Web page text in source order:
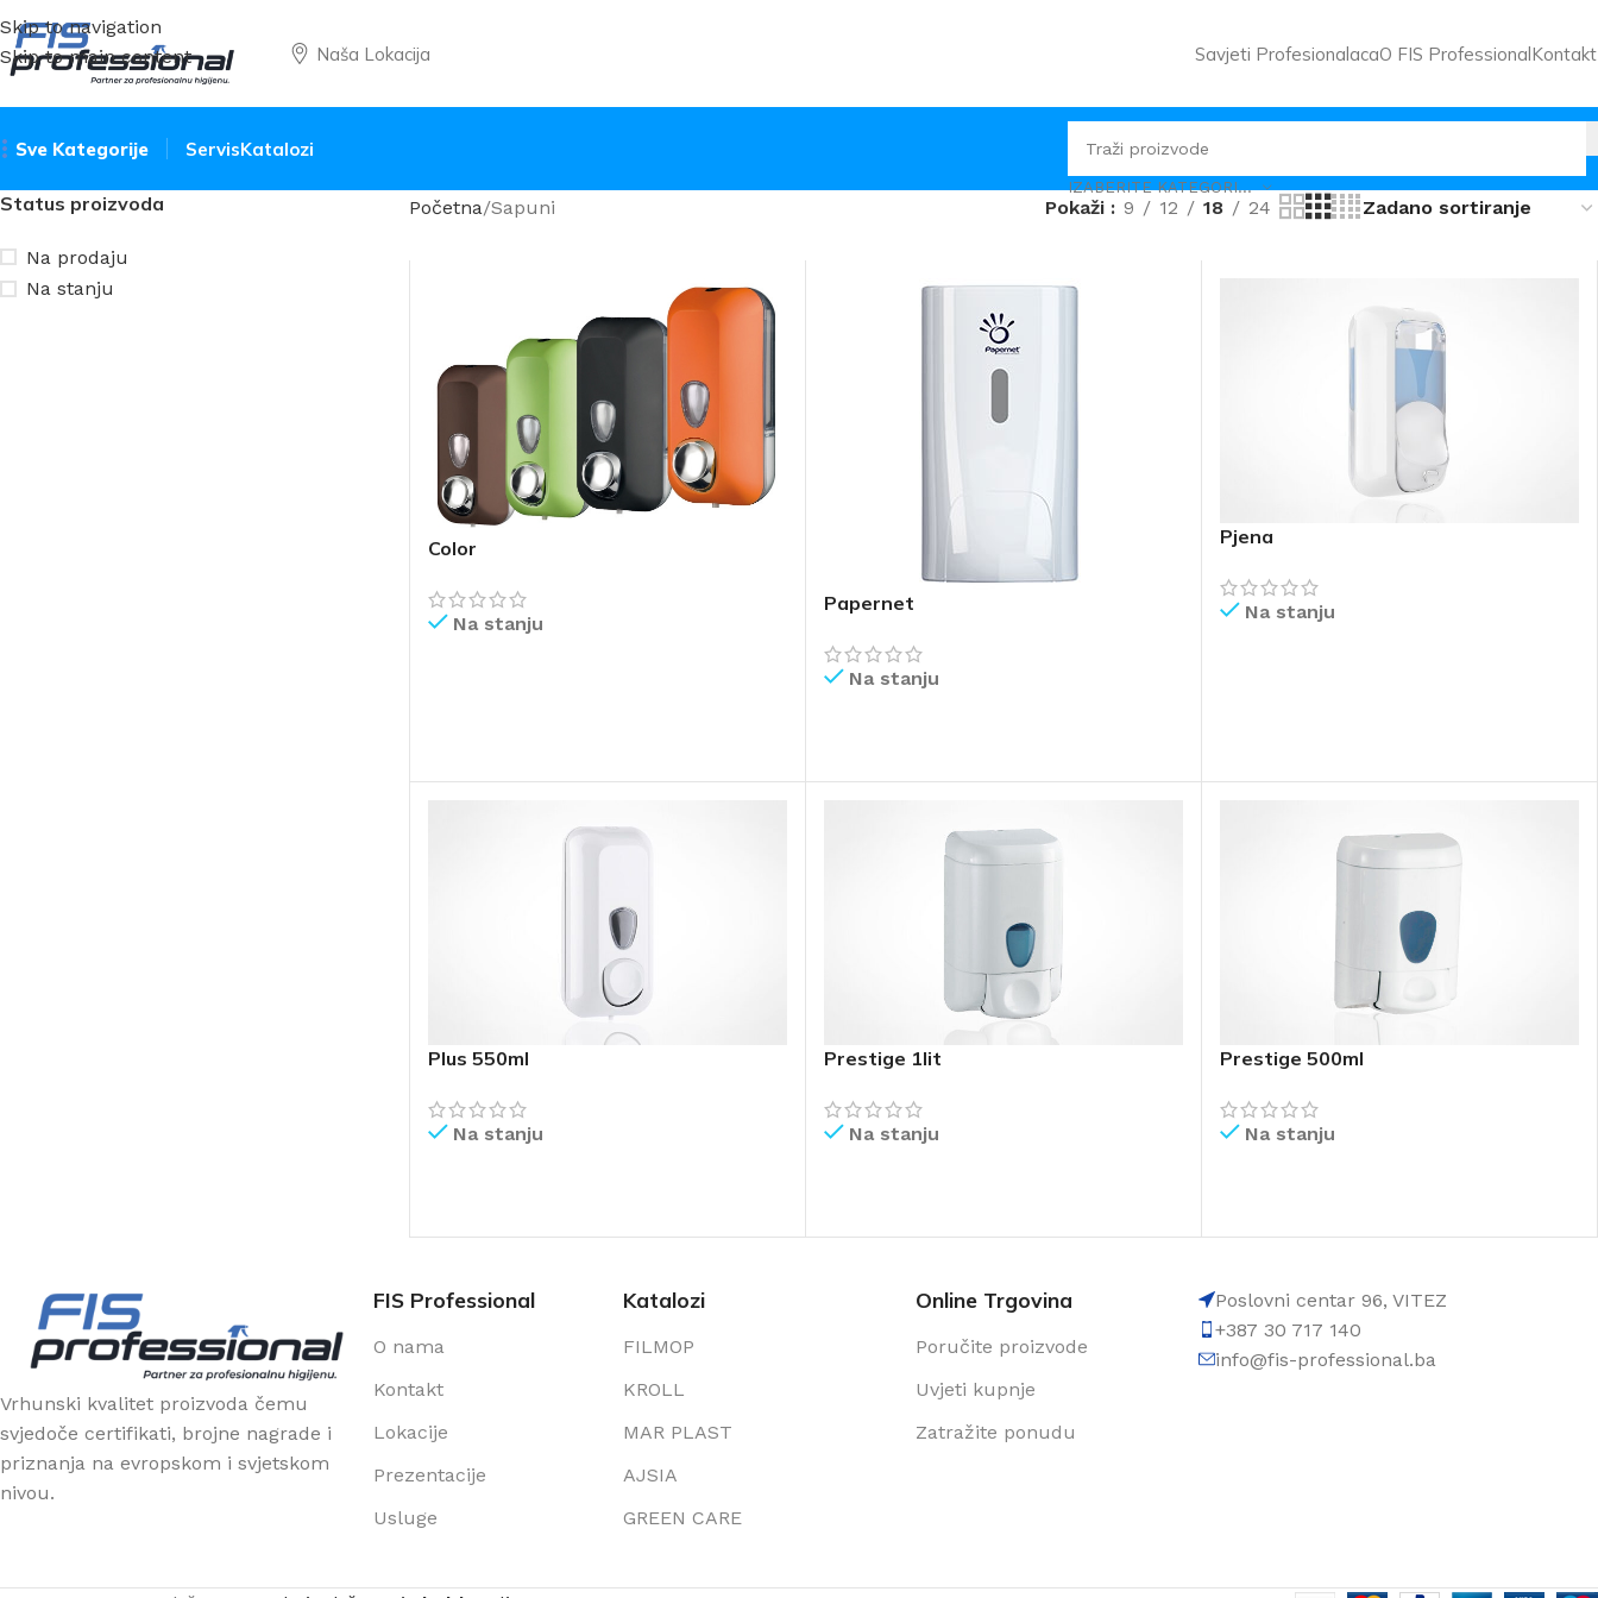
Skip to navigation
Skip to main content
Naša Lokacija Savjeti ProfesionalacaO FIS ProfessionalKontakt
Sve Kategorije ServisKatalozi
IZABERITE KATEGORIJU
Status proizvoda
Na prodaju
Na stanju
Početna Sapuni Pokaži 9 12 18 24
Color
Na stanju
Papernet
Na stanju
Pjena
Na stanju
Plus 550ml
Na stanju
Prestige 1lit
Na stanju
Prestige 500ml
Na stanju
Vrhunski kvalitet proizvoda čemu
svjedoče certifikati, brojne nagrade i
priznanja na evropskom i svjetskom
nivou.
FIS Professional
O nama
Kontakt
Lokacije
Prezentacije
Usluge
Katalozi
FILMOP
KROLL
MAR PLAST
AJSIA
GREEN CARE
Online Trgovina
Poručite proizvode
Uvjeti kupnje
Zatražite ponudu
Poslovni centar 96, VITEZ
+387 30 717 140
info@fis-professional.ba